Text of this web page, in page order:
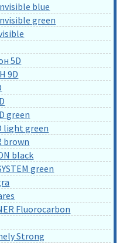
blue
green
5D
9D
green
light green
brown
black
green
Fluorocarbon
Strong